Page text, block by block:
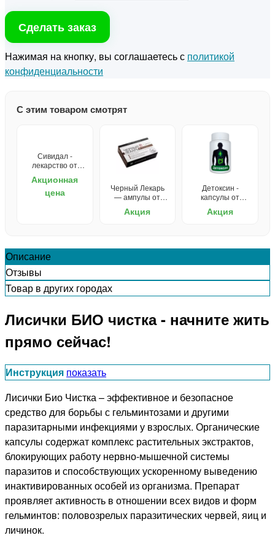
Сделать заказ
Нажимая на кнопку, вы соглашаетесь с политикой
конфиденциальности
С этим товаром смотрят
Сивидал -
лекарство от
Акционная
цена
Черный Лекарь
— ампулы от
Акция
Детоксин -
капсулы от
Акция
Описание
Отзывы
Товар в других городах
Лисички БИО чистка - начните жить
прямо сейчас!
Инструкция показать
Лисички Био Чистка – эффективное и безопасное
средство для борьбы с гельминтозами и другими
паразитарными инфекциями у взрослых. Органические
капсулы содержат комплекс растительных экстрактов,
блокирующих работу нервно-мышечной системы
паразитов и способствующих ускоренному выведению
инактивированных особей из организма. Препарат
проявляет активность в отношении всех видов и форм
гельминтов: половозрелых паразитических червей, яиц и
личинок.